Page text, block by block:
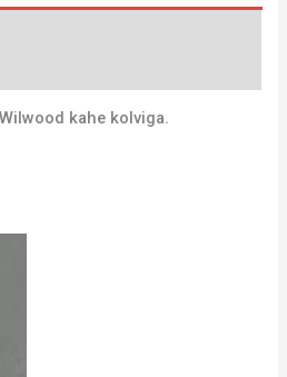
kahe kolviga.